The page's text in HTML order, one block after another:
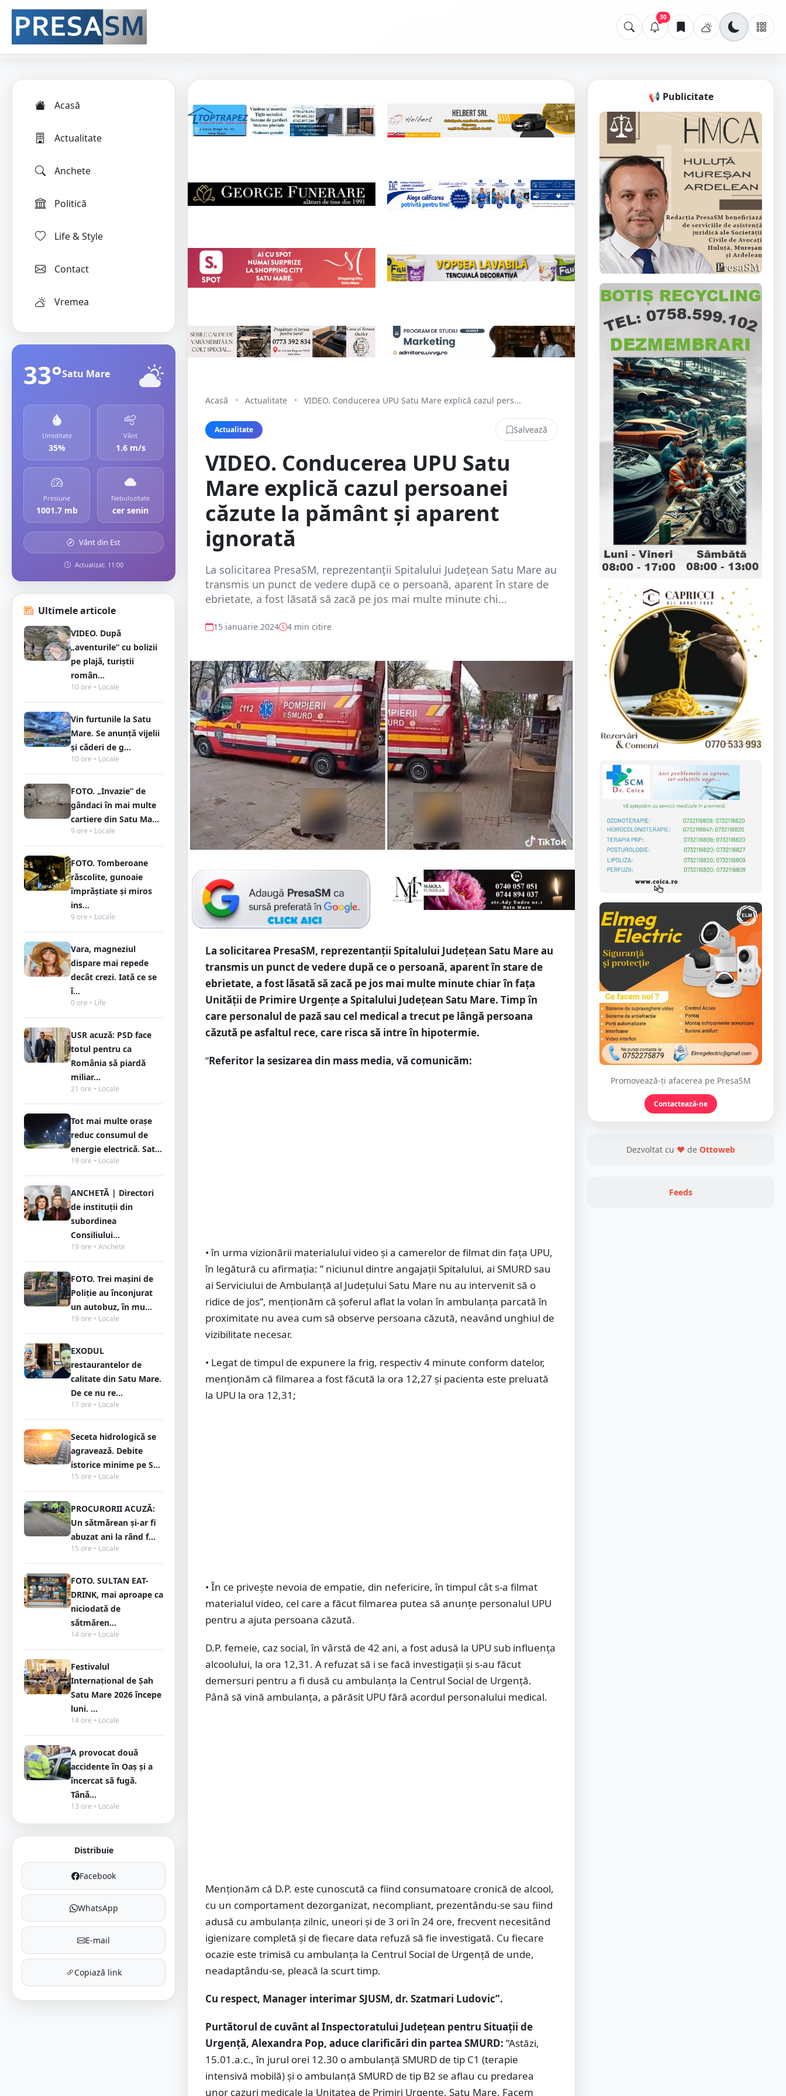
30
Acasă
Actualitate
Anchete
Politică
Life & Style
Contact
Vremea
33°Satu Mare
Umiditate
35%
Vânt
1.6 m/s
Presiune
1001.7 mb
Nebulozitate
cer senin
Vânt din Est
Actualizat: 11:00
Ultimele articole
VIDEO. După
„aventurile” cu bolizii
pe plajă, turiștii
român...
10 ore • Locale
Vin furtunile la Satu
Mare. Se anunță vijelii
și căderi de g...
10 ore • Locale
FOTO. „Invazie” de
gândaci în mai multe
cartiere din Satu Ma...
9 ore • Locale
FOTO. Tomberoane
răscolite, gunoaie
împrăștiate și miros
ins...
9 ore • Locale
Vara, magneziul
dispare mai repede
decât crezi. Iată ce se
î...
0 ore • Life
USR acuză: PSD face
totul pentru ca
România să piardă
miliar...
21 ore • Locale
Tot mai multe orașe
reduc consumul de
energie electrică. Sat...
19 ore • Locale
ANCHETĂ | Directori
de instituții din
subordinea
Consiliului...
19 ore • Anchete
FOTO. Trei mașini de
Poliție au înconjurat
un autobuz, în mu...
19 ore • Locale
EXODUL
restaurantelor de
calitate din Satu Mare.
De ce nu re...
17 ore • Locale
Seceta hidrologică se
agravează. Debite
istorice minime pe S...
15 ore • Locale
PROCURORII ACUZĂ:
Un sătmărean și-ar fi
abuzat ani la rând f...
15 ore • Locale
FOTO. SULTAN EAT-
DRINK, mai aproape ca
niciodată de
sătmăren...
14 ore • Locale
Festivalul
Internațional de Șah
Satu Mare 2026 începe
luni. ...
14 ore • Locale
A provocat două
accidente în Oaș și a
încercat să fugă.
Tână...
13 ore • Locale
Distribuie
Facebook
WhatsApp
E-mail
Copiază link
Acasă • Actualitate • VIDEO. Conducerea UPU Satu Mare explică cazul pers...
Actualitate Salvează
VIDEO. Conducerea UPU Satu
Mare explică cazul persoanei
căzute la pământ și aparent
ignorată
La solicitarea PresaSM, reprezentanții Spitalului Județean Satu Mare au
transmis un punct de vedere după ce o persoană, aparent în stare de
ebrietate, a fost lăsată să zacă pe jos mai multe minute chi...
15 ianuarie 2024 4 min citire
La solicitarea PresaSM, reprezentanții Spitalului Județean Satu Mare au
transmis un punct de vedere după ce o persoană, aparent în stare de
ebrietate, a fost lăsată să zacă pe jos mai multe minute chiar în fața
Unității de Primire Urgențe a Spitalului Județean Satu Mare. Timp în
care personalul de pază sau cel medical a trecut pe lângă persoana
căzută pe asfaltul rece, care risca să intre în hipotermie.
”Referitor la sesizarea din mass media, vă comunicăm:
• în urma vizionării materialului video și a camerelor de filmat din fața UPU,
în legătură cu afirmația: ” niciunul dintre angajații Spitalului, ai SMURD sau
ai Serviciului de Ambulanță al Județului Satu Mare nu au intervenit să o
ridice de jos”, menționăm că șoferul aflat la volan în ambulanța parcată în
proximitate nu avea cum să observe persoana căzută, neavând unghiul de
vizibilitate necesar.
• Legat de timpul de expunere la frig, respectiv 4 minute conform datelor,
menționăm că filmarea a fost făcută la ora 12,27 și pacienta este preluată
la UPU la ora 12,31;
• În ce privește nevoia de empatie, din nefericire, în timpul cât s-a filmat
materialul video, cel care a făcut filmarea putea să anunțe personalul UPU
pentru a ajuta persoana căzută.
D.P. femeie, caz social, în vârstă de 42 ani, a fost adusă la UPU sub influența
alcoolului, la ora 12,31. A refuzat să i se facă investigații și s-au făcut
demersuri pentru a fi dusă cu ambulanța la Centrul Social de Urgență.
Până să vină ambulanța, a părăsit UPU fără acordul personalului medical.
Menționăm că D.P. este cunoscută ca fiind consumatoare cronică de alcool,
cu un comportament dezorganizat, necompliant, prezentându-se sau fiind
adusă cu ambulanța zilnic, uneori și de 3 ori în 24 ore, frecvent necesitând
igienizare completă și de fiecare data refuză să fie investigată. Cu fiecare
ocazie este trimisă cu ambulanța la Centrul Social de Urgență de unde,
neadaptându-se, pleacă la scurt timp.
Cu respect, Manager interimar SJUSM, dr. Szatmari Ludovic”.
Purtătorul de cuvânt al Inspectoratului Județean pentru Situații de
Urgență, Alexandra Pop, aduce clarificări din partea SMURD: ”Astăzi,
15.01.a.c., în jurul orei 12.30 o ambulanță SMURD de tip C1 (terapie
intensivă mobilă) și o ambulanță SMURD de tip B2 se aflau cu predarea
unor cazuri medicale la Unitatea de Primiri Urgențe, Satu Mare. Facem
📢 Publicitate
Promovează-ți afacerea pe PresaSM
Contactează-ne
Dezvoltat cu ❤ de Ottoweb
Feeds